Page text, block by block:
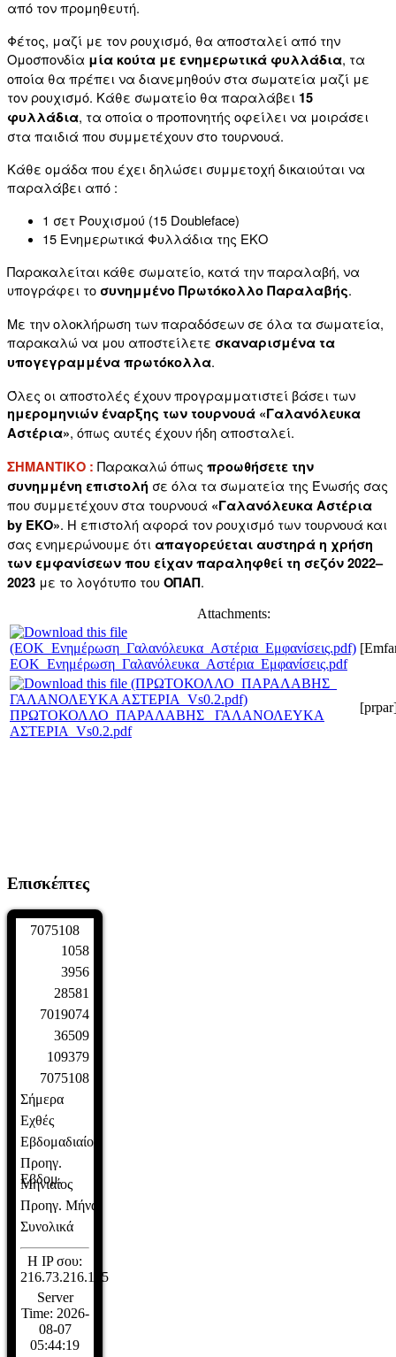
από τον προμηθευτή.
Φέτος, μαζί με τον ρουχισμό, θα αποσταλεί από την
Ομοσπονδία μία κούτα με ενημερωτικά φυλλάδια, τα
οποία θα πρέπει να διανεμηθούν στα σωματεία μαζί με
τον ρουχισμό. Κάθε σωματείο θα παραλάβει 15
φυλλάδια, τα οποία ο προπονητής οφείλει να μοιράσει
στα παιδιά που συμμετέχουν στο τουρνουά.
Κάθε ομάδα που έχει δηλώσει συμμετοχή δικαιούται να
παραλάβει από :
1 σετ Ρουχισμού (15 Doubleface)
15 Ενημερωτικά Φυλλάδια της ΕΚΟ
Παρακαλείται κάθε σωματείο, κατά την παραλαβή, να
υπογράφει το συνημμένο Πρωτόκολλο Παραλαβής.
Με την ολοκλήρωση των παραδόσεων σε όλα τα σωματεία,
παρακαλώ να μου αποστείλετε σκαναρισμένα τα
υπογεγραμμένα πρωτόκολλα.
Όλες οι αποστολές έχουν προγραμματιστεί βάσει των
ημερομηνιών έναρξης των τουρνουά «Γαλανόλευκα
Αστέρια», όπως αυτές έχουν ήδη αποσταλεί.
ΣΗΜΑΝΤΙΚΟ : Παρακαλώ όπως προωθήσετε την
συνημμένη επιστολή σε όλα τα σωματεία της Ένωσής σας
που συμμετέχουν στα τουρνουά «Γαλανόλευκα Αστέρια
by EKO». Η επιστολή αφορά τον ρουχισμό των τουρνουά και
σας ενημερώνουμε ότι απαγορεύεται αυστηρά η χρήση
των εμφανίσεων που είχαν παραληφθεί τη σεζόν 2022–
2023 με το λογότυπο του ΟΠΑΠ.
Attachments:
ΕΟΚ_Ενημέρωση_Γαλανόλευκα_Αστέρια_Εμφανίσεις.pdf
ΠΡΩΤΟΚΟΛΛΟ_ΠΑΡΑΛΑΒΗΣ_ ΓΑΛΑΝΟΛΕΥΚΑ
ΑΣΤΕΡΙΑ_Vs0.2.pdf
Επισκέπτες
7075108
Σήμερα
Εχθές
Εβδομαδιαίος
Προηγ.
Εβδομ.
Μηνιαίος
Προηγ. Μήνα
Συνολικά
1058
3956
28581
7019074
36509
109379
7075108
Η IP σου:
216.73.216.175
Server
Time: 2026-
08-07
05:44:19